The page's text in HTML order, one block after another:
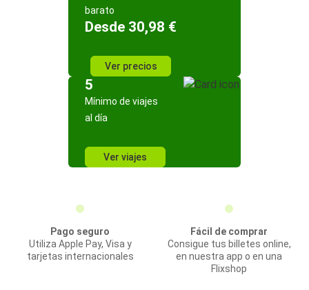
barato
Desde 30,98 €
Ver precios
5
Mínimo de viajes
al día
Ver viajes
Pago seguro
Utiliza Apple Pay, Visa y
tarjetas internacionales
Fácil de comprar
Consigue tus billetes online,
en nuestra app o en una
Flixshop